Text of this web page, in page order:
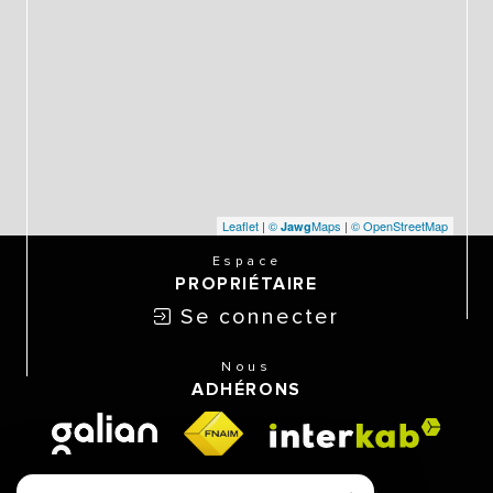
Leaflet | © JawgMaps | © OpenStreetMap
Espace
PROPRIÉTAIRE
Se connecter
Nous
ADHÉRONS